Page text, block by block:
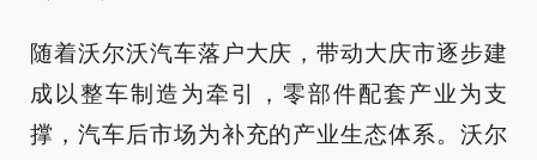
随着沃尔沃汽车落户大庆，带动大庆市逐步建
成以整车制造为牵引，零部件配套产业为支
撑，汽车后市场为补充的产业生态体系。沃尔